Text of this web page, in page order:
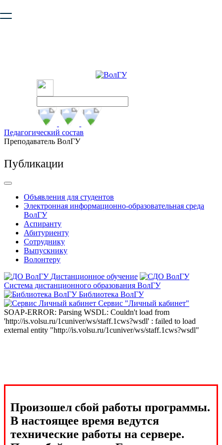
безопасную работу с сайтом. Пожалуйста
Педагогический состав
Преподаватель ВолГУ
Публикации
Объявления для студентов
Электронная информационно-образовательная среда
ВолГУ
Аспиранту
Абитуриенту
Сотруднику
Выпускнику
Волонтеру
Дистанционное обучение
Система дистанционного образования ВолГУ
Библиотека ВолГУ
Сервис "Личный кабинет"
SOAP-ERROR: Parsing WSDL: Couldn't load from
'http://is.volsu.ru/1cuniver/ws/staff.1cws?wsdl' : failed to load
external entity "http://is.volsu.ru/1cuniver/ws/staff.1cws?wsdl"
Произошел сбой работы программы.
В настоящее время ведутся
технические работы на сервере.